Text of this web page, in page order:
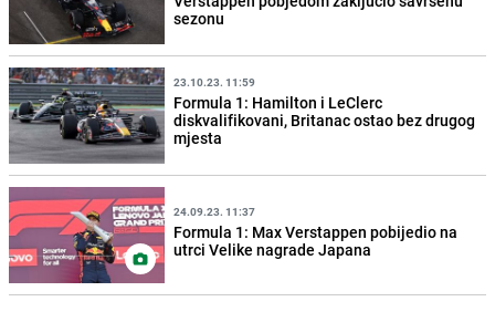
sezonu
23.10.23. 11:59
Formula 1: Hamilton i LeClerc
diskvalifikovani, Britanac ostao bez drugog
mjesta
24.09.23. 11:37
Formula 1: Max Verstappen pobijedio na
utrci Velike nagrade Japana